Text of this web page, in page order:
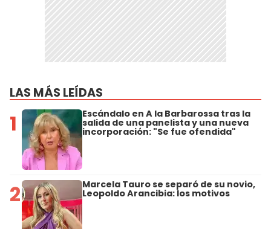
LAS MÁS LEÍDAS
1 Escándalo en A la Barbarossa tras la
salida de una panelista y una nueva
incorporación: "Se fue ofendida"
2 Marcela Tauro se separó de su novio,
Leopoldo Arancibia: los motivos